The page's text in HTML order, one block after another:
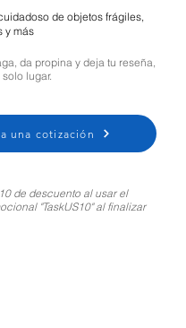
de objetos frágiles,
y más
da propina y deja tu reseña,
lugar.
una cotización
de descuento al usar el
"TaskUS10" al finalizar